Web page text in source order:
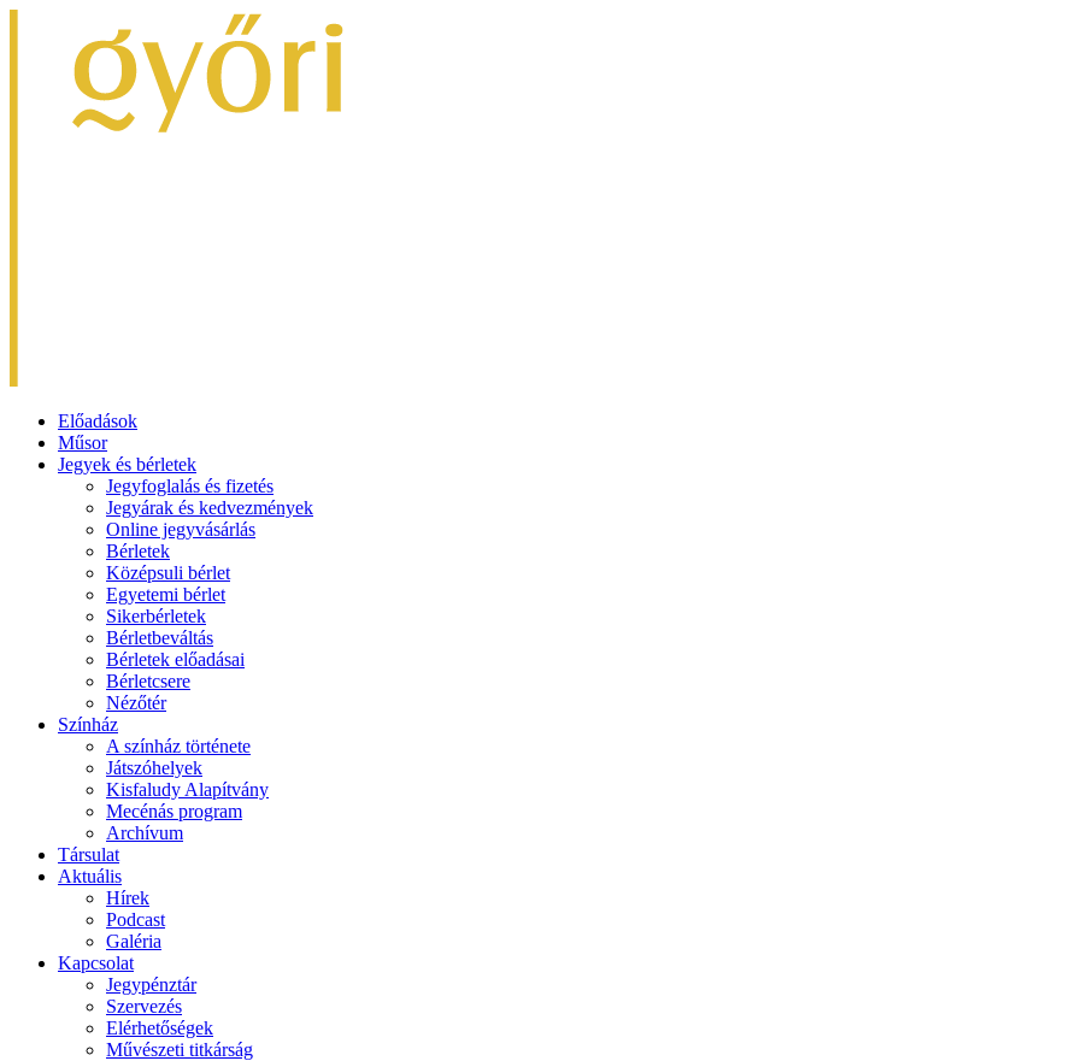
Előadások
Műsor
Jegyek és bérletek
Jegyfoglalás és fizetés
Jegyárak és kedvezmények
Online jegyvásárlás
Bérletek
Középsuli bérlet
Egyetemi bérlet
Sikerbérletek
Bérletbeváltás
Bérletek előadásai
Bérletcsere
Nézőtér
Színház
A színház története
Játszóhelyek
Kisfaludy Alapítvány
Mecénás program
Archívum
Társulat
Aktuális
Hírek
Podcast
Galéria
Kapcsolat
Jegypénztár
Szervezés
Elérhetőségek
Művészeti titkárság